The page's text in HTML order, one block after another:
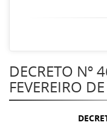
DECRETO Nº
FEVEREIRO